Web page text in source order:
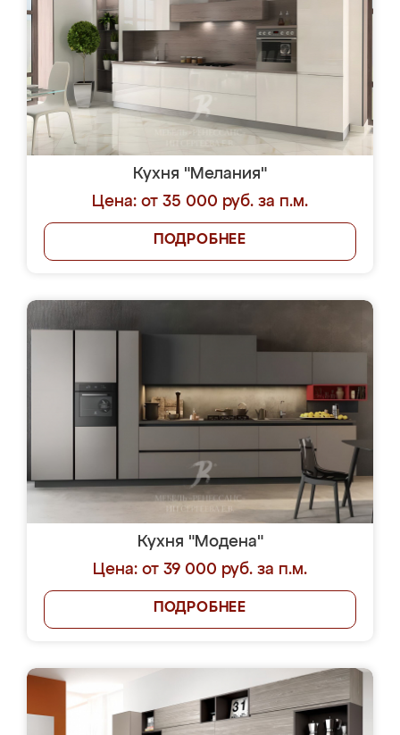
Кухня "Мелания"
Цена: от 35 000 руб. за п.м.
ПОДРОБНЕЕ
Кухня "Модена"
Цена: от 39 000 руб. за п.м.
ПОДРОБНЕЕ